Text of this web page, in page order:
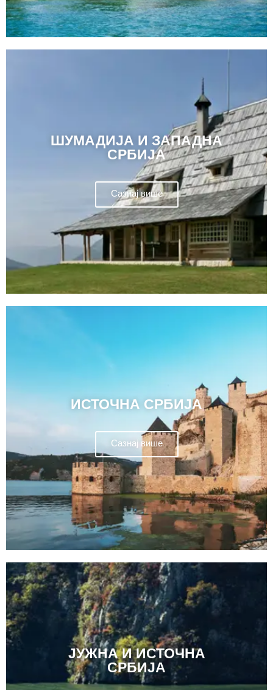
ШУМАДИЈА И ЗАПАДНА
СРБИЈА
Сазнај више
ИСТОЧНА СРБИЈА
Сазнај више
ЈУЖНА И ИСТОЧНА
СРБИЈА